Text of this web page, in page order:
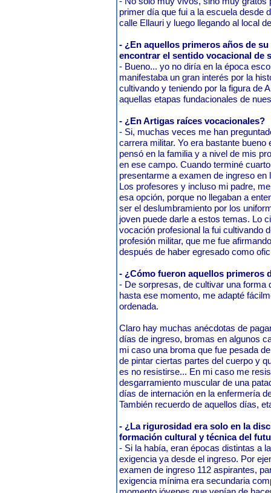
primer día que fui a la escuela desde
calle Ellauri y luego llegando al local
- ¿En aquellos primeros años de
encontrar el sentido vocacional de
- Bueno... yo no diría en la época
manifestaba un gran interés por la
cultivando y teniendo por la figura de
aquellas etapas fundacionales de
- ¿En Artigas raíces vocacionales?
- Si, muchas veces me han
carrera militar. Yo era bastante
pensó en la familia y a nivel de mis
en ese campo. Cuando terminé
presentarme a examen de ingreso en
Los profesores y incluso mi padre,
esa opción, porque no llegaban a
ser el deslumbramiento por los
joven puede darle a estos temas. Lo
vocación profesional la fui cultivando
profesión militar, que me fue
después de haber egresado como
- ¿Cómo fueron aquellos primeros
- De sorpresas, de cultivar una forma
hasta ese momento, me adapté
ordenada.
Claro hay muchas anécdotas de
días de ingreso, bromas en algunos
mi caso una broma que fue pesada
de pintar ciertas partes del cuerpo y
es no resistirse... En mi caso me
desgarramiento muscular de una
días de internación en la enfermería
También recuerdo de aquellos días,
- ¿La rigurosidad era solo en la
formación cultural y técnica del
- Si la había, eran épocas distintas a
exigencia ya desde el ingreso. Por
examen de ingreso 112 aspirantes,
exigencia mínima era secundaria